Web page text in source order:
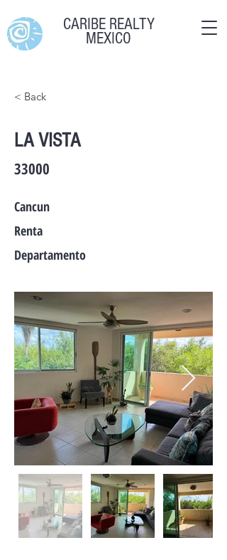
CARIBE REALTY
MEXICO
< Back
LA VISTA
33000
Cancun
Renta
Departamento